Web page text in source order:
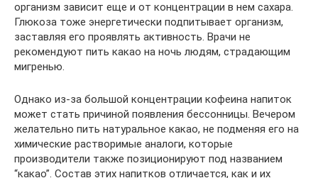
организм зависит еще и от концентрации в нем сахара.
Глюкоза тоже энергетически подпитывает организм,
заставляя его проявлять активность. Врачи не
рекомендуют пить какао на ночь людям, страдающим
мигренью.
Однако из-за большой концентрации кофеина напиток
может стать причиной появления бессонницы. Вечером
желательно пить натуральное какао, не подменяя его на
химические растворимые аналоги, которые
производители также позиционируют под названием
“какао”. Состав этих напитков отличается, как и их